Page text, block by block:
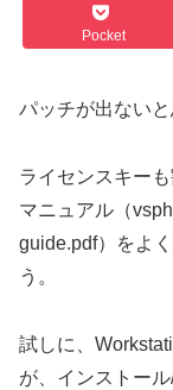
Pocket
パッチが出ない
ライセンスキー
マニュアル（
guide.pdf）をよ
う。
試しに、
が、インストー